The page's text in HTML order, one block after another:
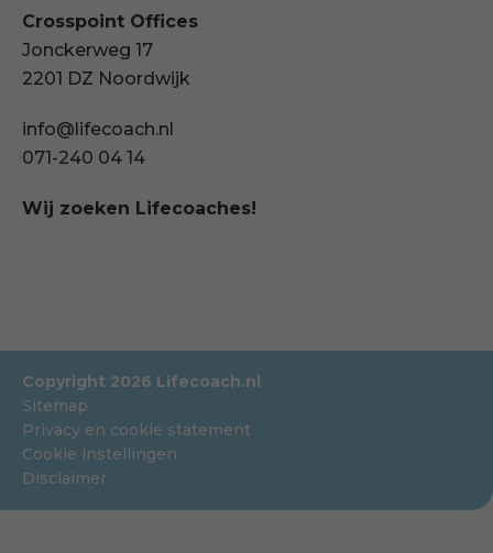
Crosspoint Offices
Jonckerweg 17
2201 DZ Noordwijk
info@lifecoach.nl
071-240 04 14
Wij zoeken Lifecoaches!
Copyright 2026 Lifecoach.nl
Sitemap
Privacy en cookie statement
Cookie instellingen
Disclaimer